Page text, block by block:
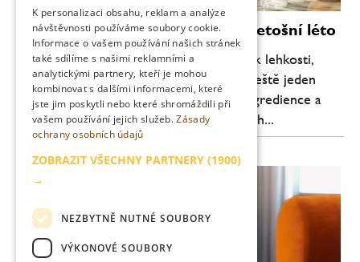
Moderní koktejly, které definují letošní léto
Letní barová scéna se každoročně vrací k lehkosti,
svěžesti a pitelnosti. Letos je ale patrný ještě jeden
posun: důraz na jednoduchost, kvalitní ingredience a
chuťovou čitelnost. Méně komplikovaných...
ENGLISH
K personalizaci obsahu, reklam a analýze
návštěvnosti používáme soubory cookie.
Informace o vašem používání našich stránek
také sdílíme s našimi reklamními a
analytickými partnery, kteří je mohou
kombinovat s dalšími informacemi, které
jste jim poskytli nebo které shromáždili při
vašem používání jejich služeb.Zásady
ochrany osobních údajů
ZOBRAZIT VŠECHNY PARTNERY (1900)
→
NEZBYTNĚ NUTNÉ SOUBORY
VÝKONOVÉ SOUBORY